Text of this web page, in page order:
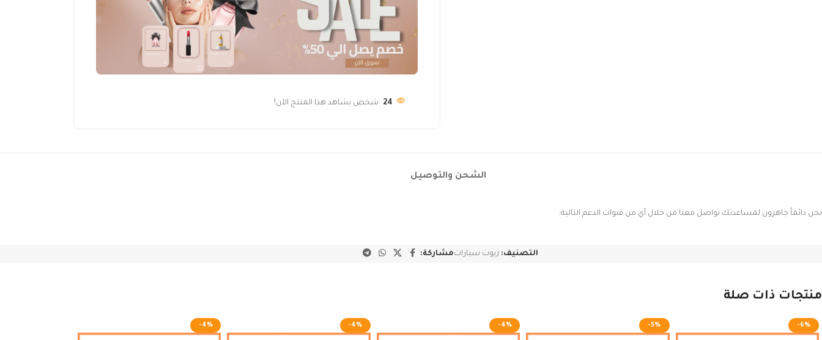
24 شخص يشاهد هذا المنتج الآن!
الشحن والتوصيل
نحن دائماً جاهزون لمساعدتك تواصل معنا من خلال أي من قنوات الدعم التالية:
التصنيف: زيوت سياراتمشاركة:
منتجات ذات صلة
-6%
-5%
-4%
-4%
-4%